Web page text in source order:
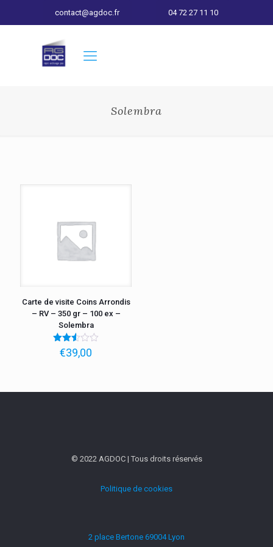
contact@agdoc.fr 04 72 27 11 10
Solembra
Carte de visite Coins Arrondis
– RV – 350 gr – 100 ex –
Solembra
Note
2.49
€39,00
© 2022 AGDOC | Tous droits réservés
Politique de cookies
2 place Bertone 69004 Lyon